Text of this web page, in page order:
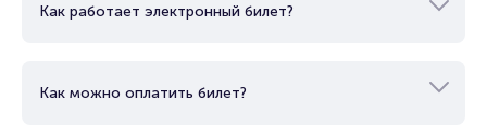
Как работает электронный билет?
Как можно оплатить билет?